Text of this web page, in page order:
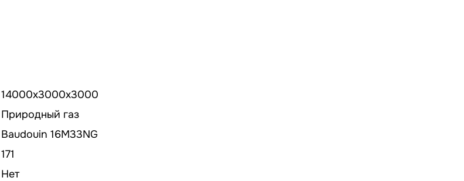
14000х3000х3000
Природный газ
Baudouin 16M33NG
171
Нет